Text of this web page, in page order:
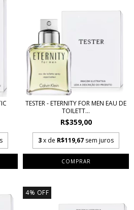
TESTER - ETERNITY FOR MEN EAU DE
TOILETT...
R$359,00
3x de R$119,67 sem juros
COMPRAR
4% OFF